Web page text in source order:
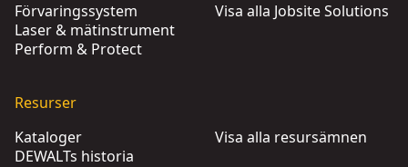
Förvaringssystem
Laser & mätinstrument
Perform & Protect
Visa alla Jobsite Solutions
Resurser
Kataloger
DEWALTs historia
Visa alla resursämnen